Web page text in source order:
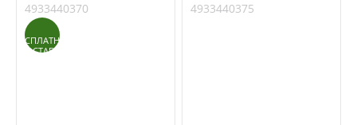
4933440370
БЕСПЛАТНАЯ
ДОСТАВКА
4933440375